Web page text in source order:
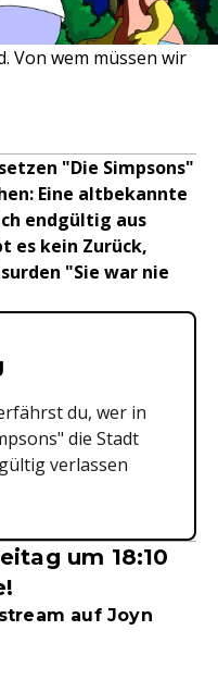
Von wem müssen wir
"Die Simpsons"
Eine altbekannte
endgültig aus
es kein Zurück,
"Sie war nie
&
du, wer in
die Stadt
verlassen
um 18:10
auf Joyn